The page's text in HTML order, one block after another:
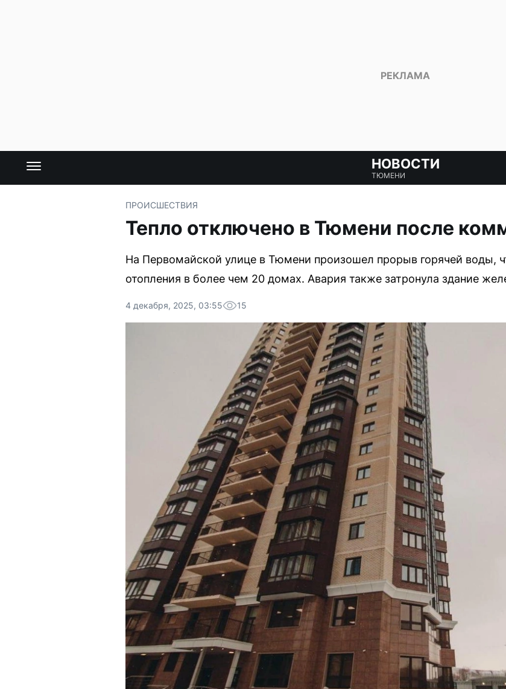
НОВОСТИ
ТЮМЕНИ
ПРОИСШЕСТВИЯ
Тепло отключено в Тюмени после
На Первомайской улице в Тюмени произошел прорыв горячей воды,
отопления в более чем 20 домах. Авария также затронула здание
4 декабря, 2025, 03:55 15